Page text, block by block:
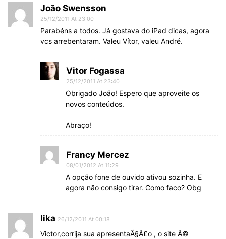
João Swensson
25/12/2011 At 23:00
Parabéns a todos. Já gostava do iPad dicas, agora
vcs arrebentaram. Valeu Vítor, valeu André.
Vitor Fogassa
25/12/2011 At 23:40
Obrigado João! Espero que aproveite os
novos conteúdos.
Abraço!
Francy Mercez
08/01/2012 At 11:29
A opção fone de ouvido ativou sozinha. E
agora não consigo tirar. Como faco? Obg
lika 26/12/2011 At 00:18
Victor,corrija sua apresentaÃ§Ã£o , o site Ã©